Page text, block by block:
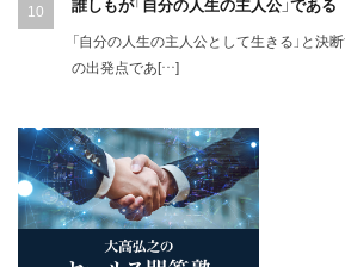
「自分の人生の主人公として生きる」と決
の出発点であ[…]